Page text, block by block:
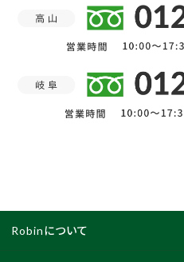
Robinについて